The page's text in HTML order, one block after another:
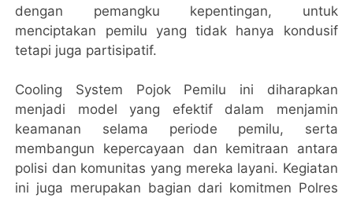
dengan pemangku kepentingan, untuk
menciptakan pemilu yang tidak hanya kondusif
tetapi juga partisipatif.
Cooling System Pojok Pemilu ini diharapkan
menjadi model yang efektif dalam menjamin
keamanan selama periode pemilu, serta
membangun kepercayaan dan kemitraan antara
polisi dan komunitas yang mereka layani. Kegiatan
ini juga merupakan bagian dari komitmen Polres